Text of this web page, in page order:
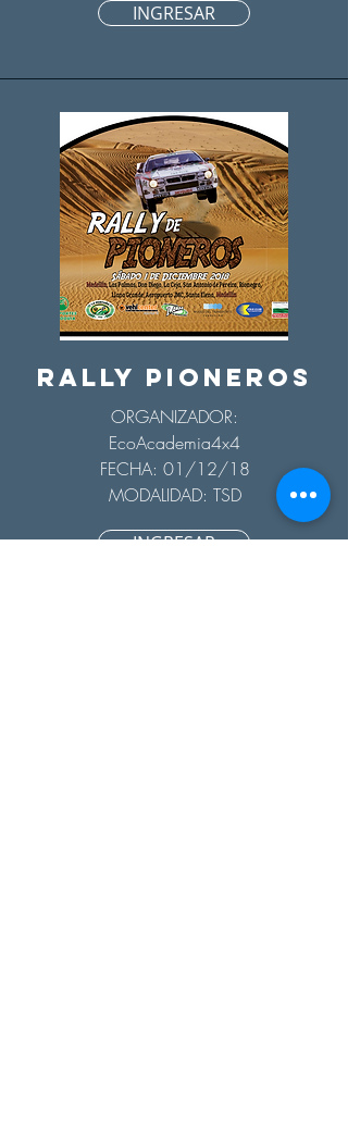
INGRESAR
RALLY PIONEROS
ORGANIZADOR:
EcoAcademia4x4
FECHA: 01/12/18
MODALIDAD: TSD
INGRESAR